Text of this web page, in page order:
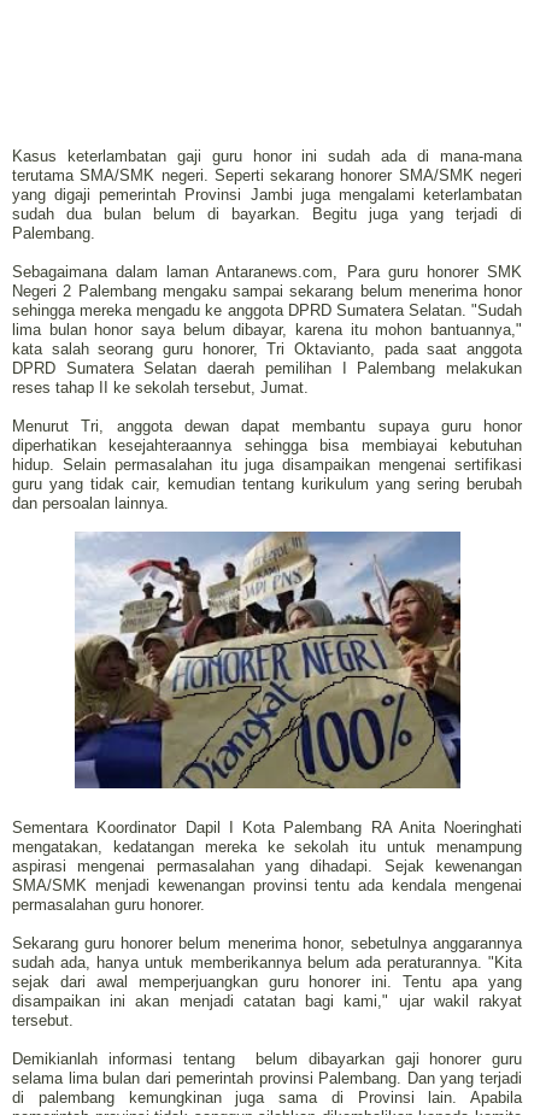
Kasus keterlambatan gaji guru honor ini sudah ada di mana-mana
terutama SMA/SMK negeri. Seperti sekarang honorer SMA/SMK negeri
yang digaji pemerintah Provinsi Jambi juga mengalami keterlambatan
sudah dua bulan belum di bayarkan. Begitu juga yang terjadi di
Palembang.
Sebagaimana dalam laman Antaranews.com, Para guru honorer SMK
Negeri 2 Palembang mengaku sampai sekarang belum menerima honor
sehingga mereka mengadu ke anggota DPRD Sumatera Selatan. "Sudah
lima bulan honor saya belum dibayar, karena itu mohon bantuannya,"
kata salah seorang guru honorer, Tri Oktavianto, pada saat anggota
DPRD Sumatera Selatan daerah pemilihan I Palembang melakukan
reses tahap II ke sekolah tersebut, Jumat.
Menurut Tri, anggota dewan dapat membantu supaya guru honor
diperhatikan kesejahteraannya sehingga bisa membiayai kebutuhan
hidup. Selain permasalahan itu juga disampaikan mengenai sertifikasi
guru yang tidak cair, kemudian tentang kurikulum yang sering berubah
dan persoalan lainnya.
Sementara Koordinator Dapil I Kota Palembang RA Anita Noeringhati
mengatakan, kedatangan mereka ke sekolah itu untuk menampung
aspirasi mengenai permasalahan yang dihadapi. Sejak kewenangan
SMA/SMK menjadi kewenangan provinsi tentu ada kendala mengenai
permasalahan guru honorer.
Sekarang guru honorer belum menerima honor, sebetulnya anggarannya
sudah ada, hanya untuk memberikannya belum ada peraturannya. "Kita
sejak dari awal memperjuangkan guru honorer ini. Tentu apa yang
disampaikan ini akan menjadi catatan bagi kami," ujar wakil rakyat
tersebut.
Demikianlah informasi tentang belum dibayarkan gaji honorer guru
selama lima bulan dari pemerintah provinsi Palembang. Dan yang terjadi
di palembang kemungkinan juga sama di Provinsi lain. Apabila